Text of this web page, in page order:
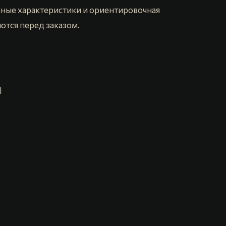
характеристики и ориентировочная
перед заказом.